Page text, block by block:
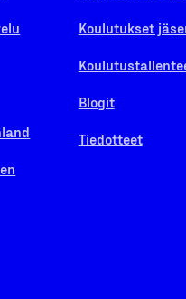
Koulutukset
Blogit
Tiedotteet